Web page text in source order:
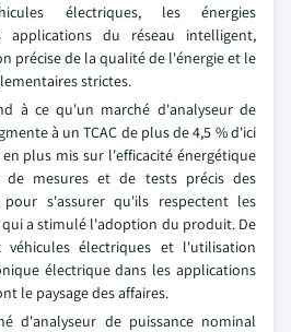
électriques, les énergies
applications du réseau intelligent,
précise de la qualité de l'énergie et le
strictes.
à ce qu'un marché d'analyseur de
à un TCAC de plus de 4,5 % d'ici
plus mis sur l'efficacité énergétique
mesures et de tests précis des
pour s'assurer qu'ils respectent les
qui a stimulé l'adoption du produit. De
véhicules électriques et l'utilisation
électrique dans les applications
le paysage des affaires.
d'analyseur de puissance nominal